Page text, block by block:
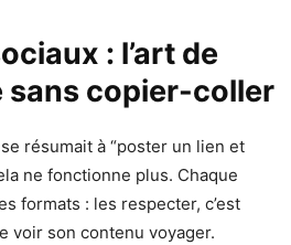
: l’art de
sans copier-coller
résumait à “poster un lien et
ne fonctionne plus. Chaque
formats : les respecter, c’est
voir son contenu voyager.